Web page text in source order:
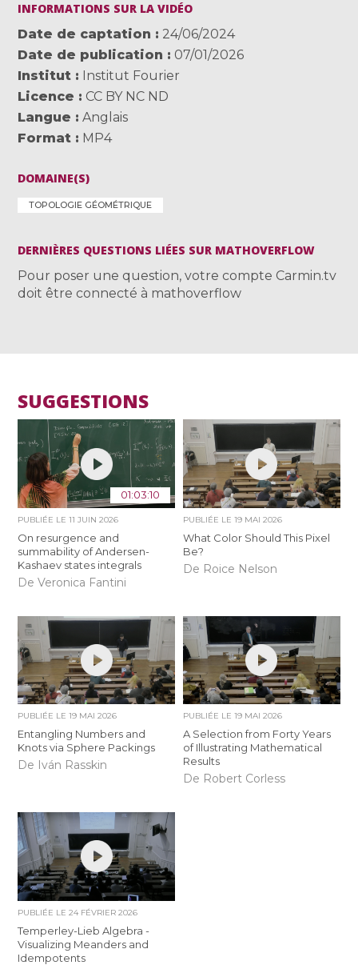
INFORMATIONS SUR LA VIDÉO
Date de captation
24/06/2024
Date de publication
07/01/2026
Institut
Institut Fourier
Licence
CC BY NC ND
Langue
Anglais
Format
MP4
DOMAINE(S)
TOPOLOGIE GÉOMÉTRIQUE
DERNIÈRES QUESTIONS LIÉES SUR MATHOVERFLOW
Pour poser une question, votre compte Carmin.tv
doit être connecté à mathoverflow
SUGGESTIONS
01:03:10
PUBLIÉE LE11 JUIN 2026
On resurgence and
summability of Andersen-
Kashaev states integrals
De Veronica Fantini
PUBLIÉE LE 19 MAI 2026
What Color Should This Pixel
Be?
De Roice Nelson
PUBLIÉE LE19 MAI 2026
Entangling Numbers and
Knots via Sphere Packings
De Iván Rasskin
PUBLIÉE LE 19 MAI 2026
A Selection from Forty Years
of Illustrating Mathematical
Results
De Robert Corless
PUBLIÉE LE24 FÉVRIER 2026
Temperley-Lieb Algebra -
Visualizing Meanders and
Idempotents